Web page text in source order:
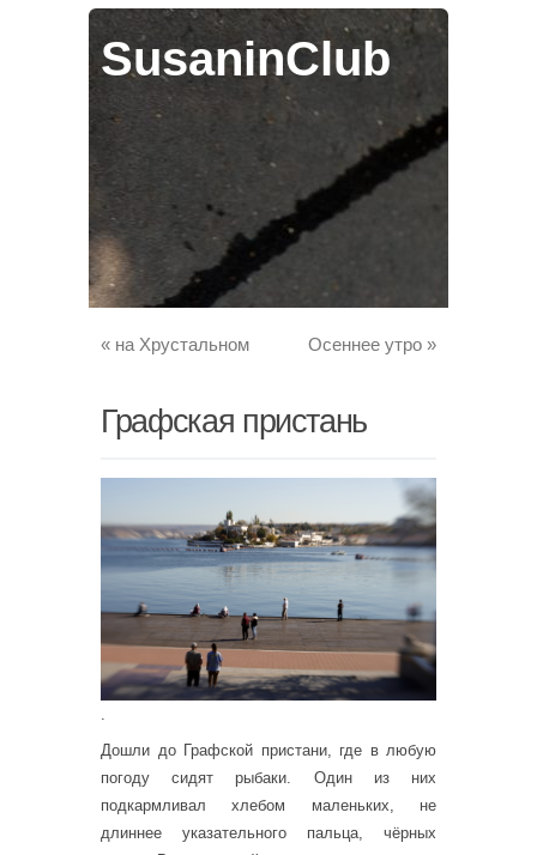
SusaninClub
« на Хрустальном Осеннее утро »
Графская пристань
.
Дошли до Графской пристани, где в любую
погоду сидят рыбаки. Один из них
подкармливал хлебом маленьких, не
длиннее указательного пальца, чёрных